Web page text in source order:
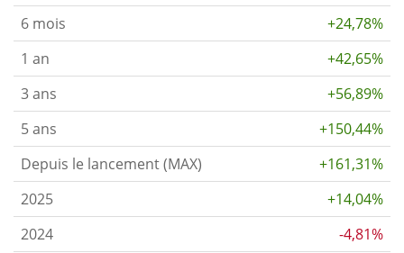
6 mois
+24,78%
1 an
+42,65%
3 ans
+56,89%
5 ans
+150,44%
Depuis le lancement (MAX)
+161,31%
2025
+14,04%
2024
-4,81%